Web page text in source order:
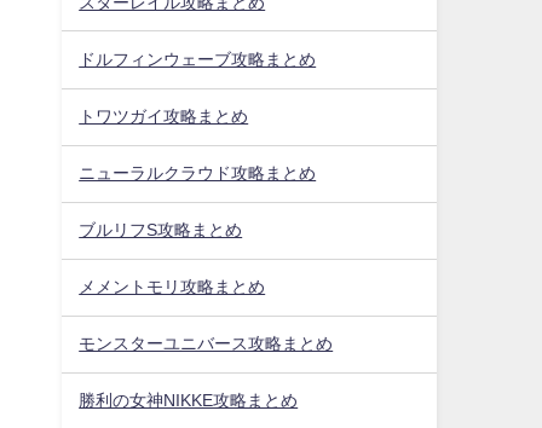
ドルフィンウェーブ攻略まとめ
トワツガイ攻略まとめ
ニューラルクラウド攻略まとめ
ブルリフS攻略まとめ
メメントモリ攻略まとめ
モンスターユニバース攻略まとめ
勝利の女神NIKKE攻略まとめ